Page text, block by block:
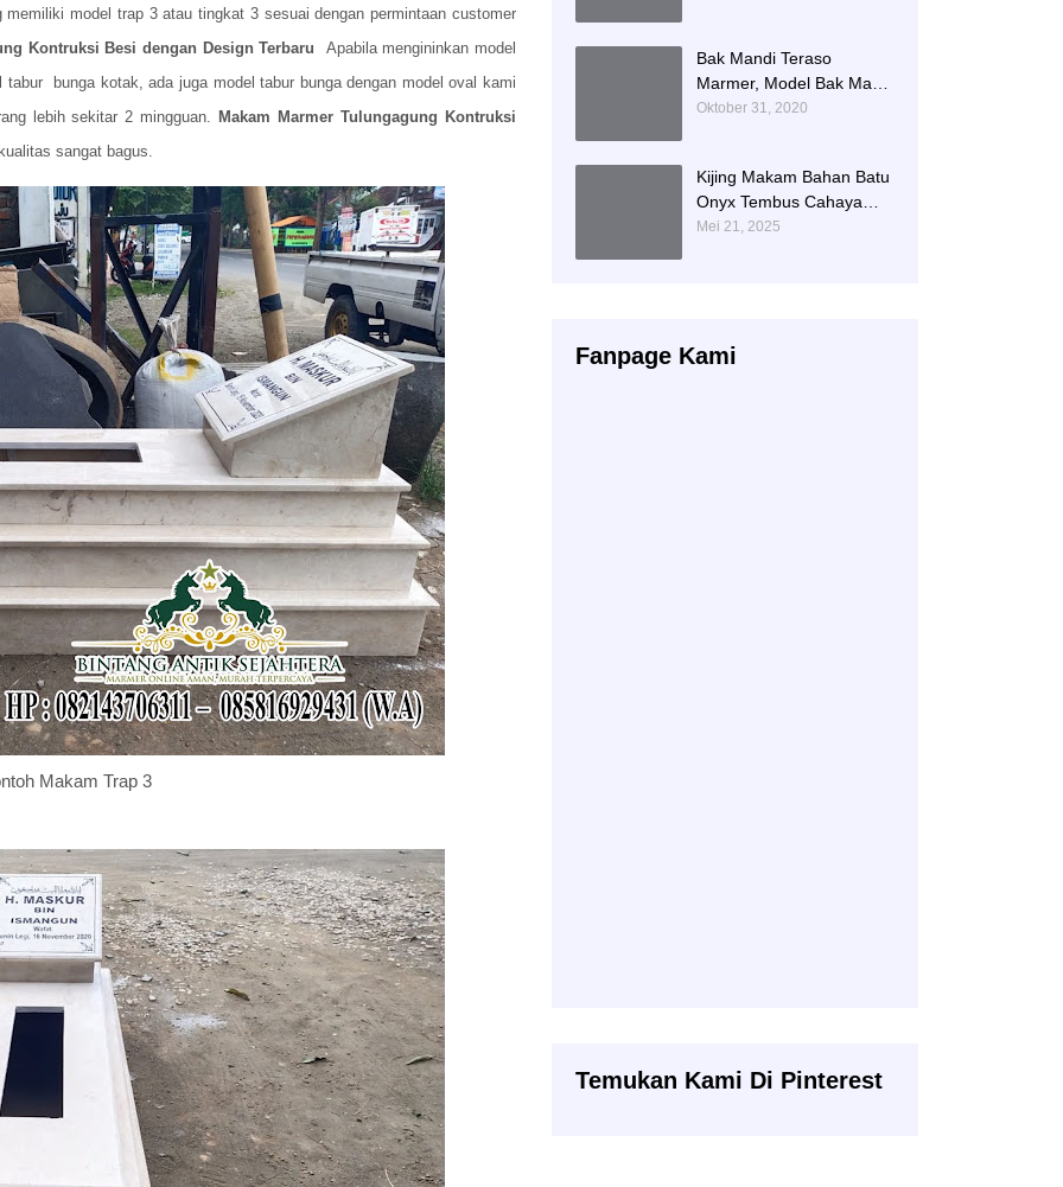
model trap 3 atau tingkat 3 sesuai dengan permintaan customer
Kontruksi Besi dengan Design Terbaru Apabila mengininkan model
bunga kotak, ada juga model tabur bunga dengan model oval kami
lebih sekitar 2 mingguan. Makam Marmer Tulungagung Kontruksi
sangat bagus.
Makam Trap 3
Bak Mandi Teraso
Marmer, Model Bak Mandi
Kotak, Bak Mandi Teraso
Oktober 31, 2020
Kijing Makam Bahan Batu
Onyx Tembus Cahaya
Model 2 Tingkat Nisan
Mei 21, 2025
Fanpage Kami
Temukan Kami Di Pinterest